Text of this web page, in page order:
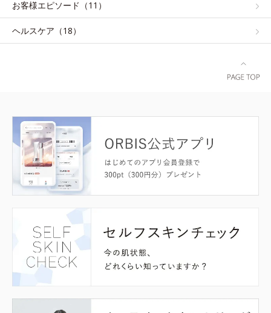
お客様エピソード（11）
ヘルスケア（18）